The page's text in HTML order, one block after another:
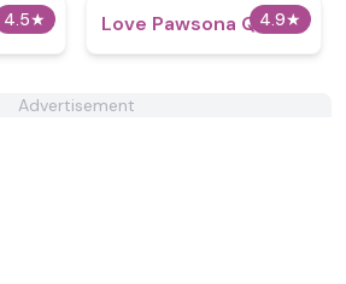
4.5★ 4.9★
Love Pawsona Quiz
Advertisement